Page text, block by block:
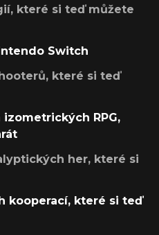
které si teď můžete
Switch
které si teď
izometrických RPG,
her, které si
kooperací, které si teď